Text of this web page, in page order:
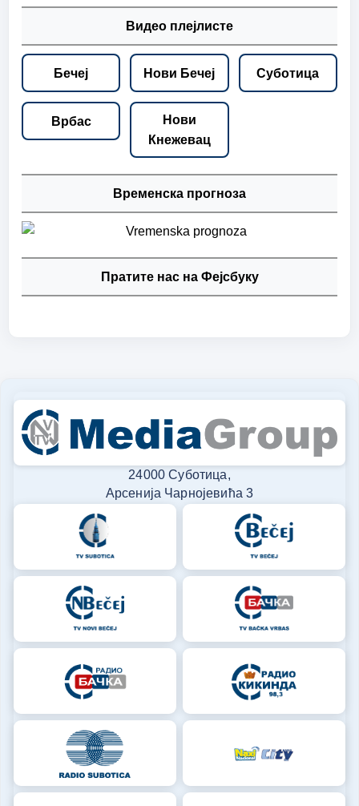
Видео плејлисте
Бечеј Нови Бечеј Суботица
Врбас
Нови
Кнежевац
Временска прогноза
Пратите нас на Фејсбуку
24000 Суботица,
Арсенија Чарнојевића 3